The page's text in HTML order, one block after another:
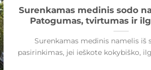
Surenkamas medinis sodo
Patogumas, tvirtumas ir
Surenkamas medinis namelis iš
pasirinkimas, jei ieškote kokybiško,